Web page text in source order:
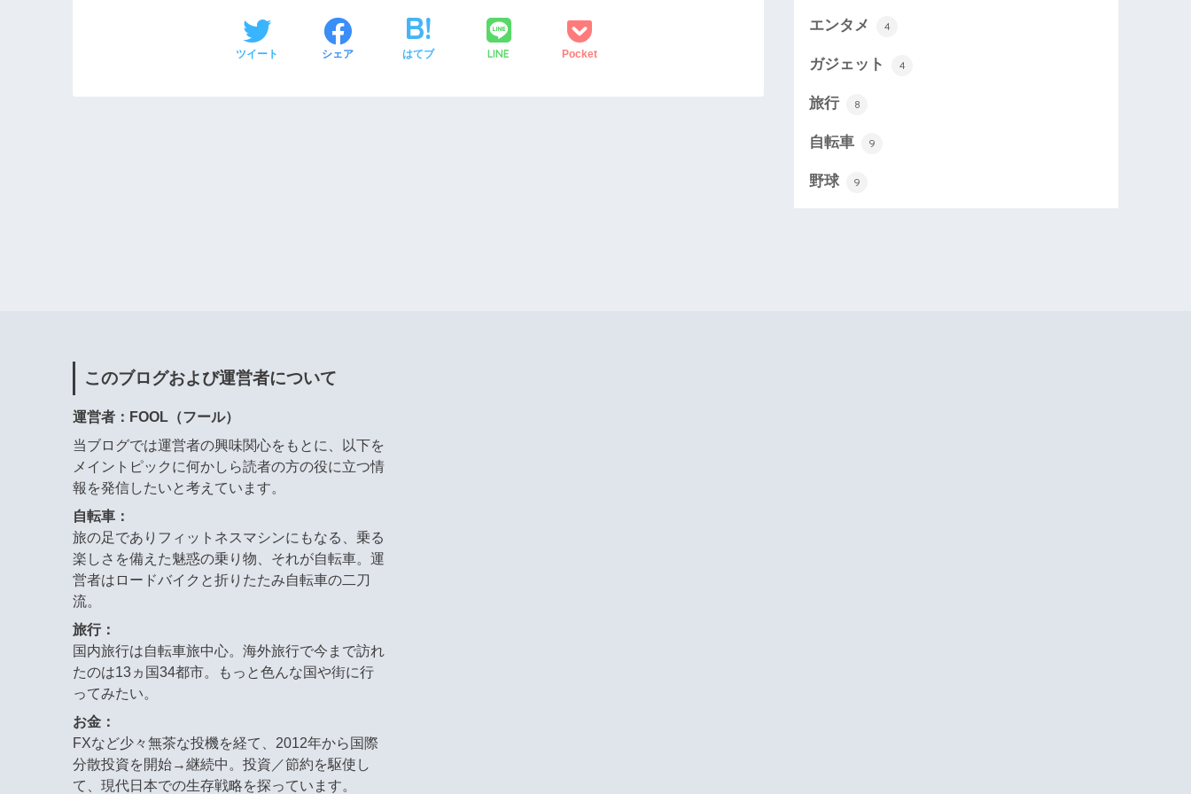
ツイート シェア はてブ LINE Pocket
エンタメ 4
ガジェット 4
旅行 8
自転車 9
野球 9
このブログおよび運営者について
運営者：FOOL（フール）
当ブログでは運営者の興味関心をもとに、以下を
メイントピックに何かしら読者の方の役に立つ情
報を発信したいと考えています。
自転車：
旅の足でありフィットネスマシンにもなる、乗る
楽しさを備えた魅惑の乗り物、それが自転車。運
営者はロードバイクと折りたたみ自転車の二刀
流。
旅行：
国内旅行は自転車旅中心。海外旅行で今まで訪れ
たのは13ヵ国34都市。もっと色んな国や街に行
ってみたい。
お金：
FXなど少々無茶な投機を経て、2012年から国際
分散投資を開始→継続中。投資／節約を駆使し
て、現代日本での生存戦略を探っています。